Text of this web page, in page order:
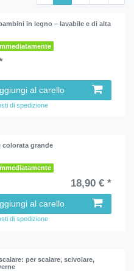
in legno – lavabile e di alta
al carello
di spedizione
colorata grande
18,90 € *
al carello
di spedizione
per scalare, scivolare,